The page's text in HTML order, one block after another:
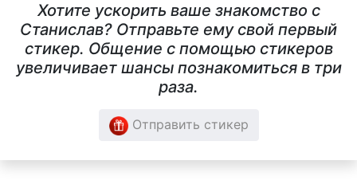
Хотите ускорить ваше знакомство с
Cтанислав? Отправьте ему свой первый
стикер. Общение с помощью стикеров
увеличивает шансы познакомиться в три
раза.
Отправить стикер